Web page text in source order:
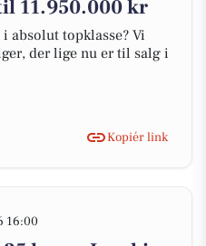
11.950.000 kr
absolut topklasse? Vi
der lige nu er til salg i
Kopiér link
16:00